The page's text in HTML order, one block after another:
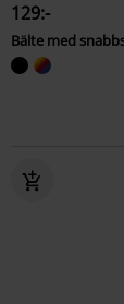
129:-
Bälte med